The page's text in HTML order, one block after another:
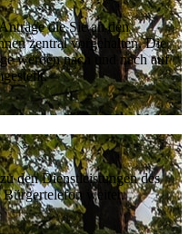
die Sie an den
zentral vorgehalten. Die
werden nach und nach auf
den Dienstleistungen des
Bürgertelefon weiter.